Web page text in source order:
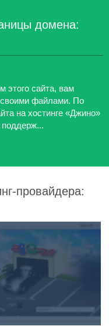
домена:
этого сайта, вам
своими файлами. По
на хостинге «Джино»
провайдера: